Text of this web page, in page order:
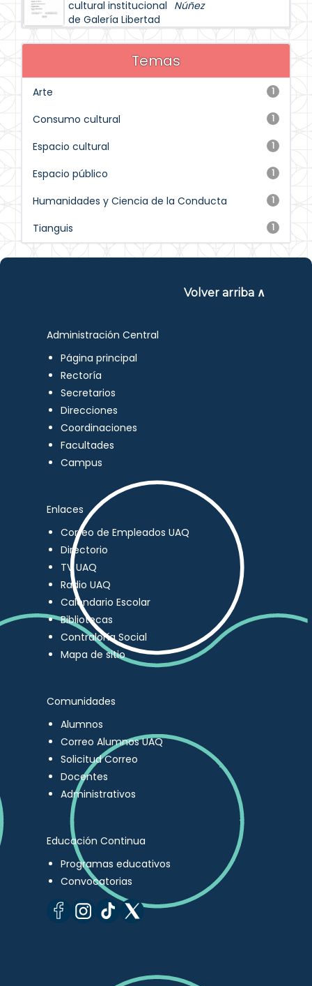
cultural institucional
de Galería Libertad
Núñez
Temas
1
Arte
1
Consumo cultural
1
Espacio cultural
1
Espacio público
1
Humanidades y Ciencia de la Conducta
1
Tianguis
Volver arriba ∧
Administración Central
Página principal
Rectoría
Secretarios
Direcciones
Coordinaciones
Facultades
Campus
Enlaces
Correo de Empleados UAQ
Directorio
TV UAQ
Radio UAQ
Calendario Escolar
Bibliotecas
Contraloría Social
Mapa de sitio
Comunidades
Alumnos
Correo Alumnos UAQ
Solicitud Correo
Docentes
Administrativos
Educación Continua
Programas educativos
Convocatorias